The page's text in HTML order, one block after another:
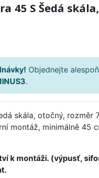
45 S Šedá skála,
Objednejte alespoň
.
skála, otočný, rozměr
montáž, minimálně 45
k montáži. (výpusť,